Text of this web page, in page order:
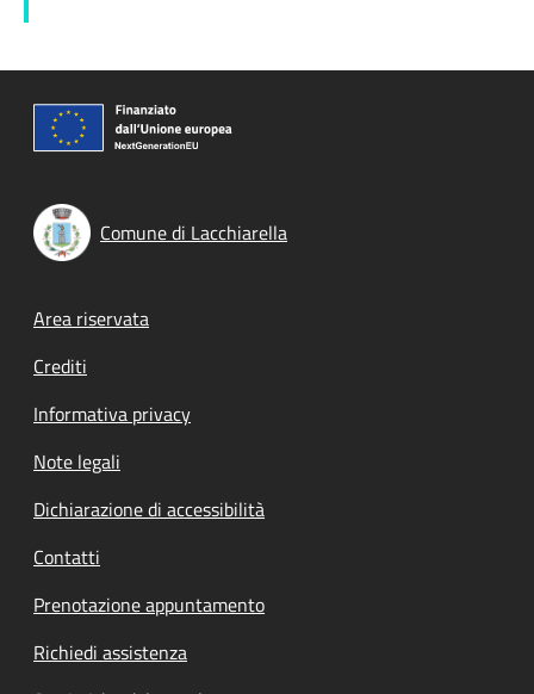
Comune di Lacchiarella
Footer menu
Area riservata
Crediti
Informativa privacy
Note legali
Dichiarazione di accessibilità
Contatti
Prenotazione appuntamento
Richiedi assistenza